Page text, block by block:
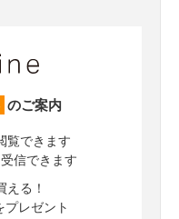
のご案内
覧できます
信できます
える！
レゼント